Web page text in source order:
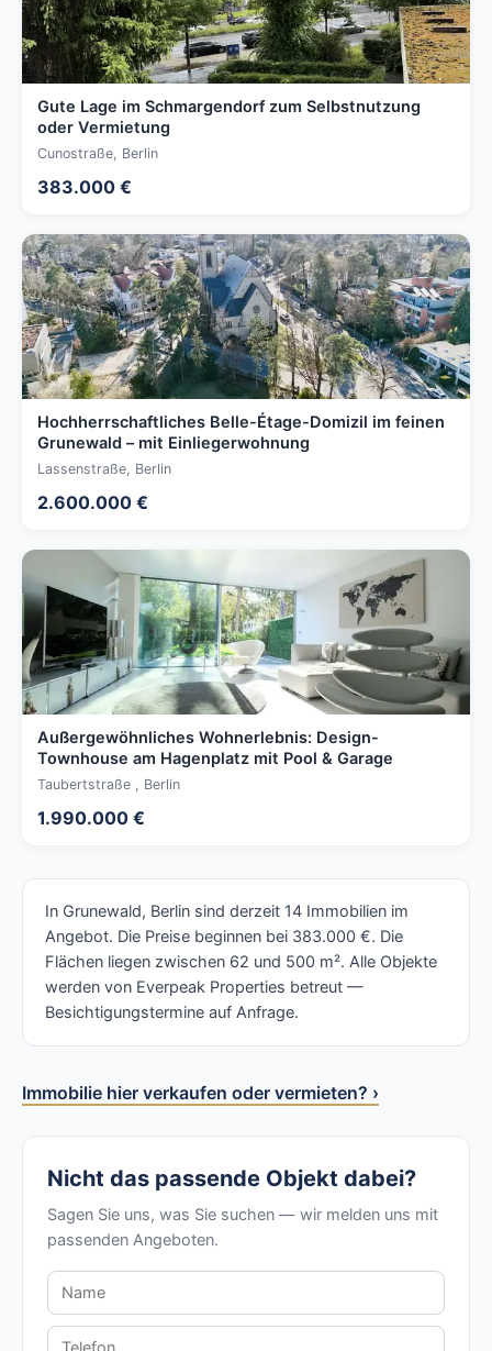
Gute Lage im Schmargendorf zum Selbstnutzung
oder Vermietung
Cunostraße, Berlin
383.000 €
Hochherrschaftliches Belle-Étage-Domizil im feinen
Grunewald – mit Einliegerwohnung
Lassenstraße, Berlin
2.600.000 €
Außergewöhnliches Wohnerlebnis: Design-
Townhouse am Hagenplatz mit Pool & Garage
Taubertstraße , Berlin
1.990.000 €
In Grunewald, Berlin sind derzeit 14 Immobilien im
Angebot. Die Preise beginnen bei 383.000 €. Die
Flächen liegen zwischen 62 und 500 m². Alle Objekte
werden von Everpeak Properties betreut —
Besichtigungstermine auf Anfrage.
Immobilie hier verkaufen oder vermieten? ›
Nicht das passende Objekt dabei?
Sagen Sie uns, was Sie suchen — wir melden uns mit
passenden Angeboten.